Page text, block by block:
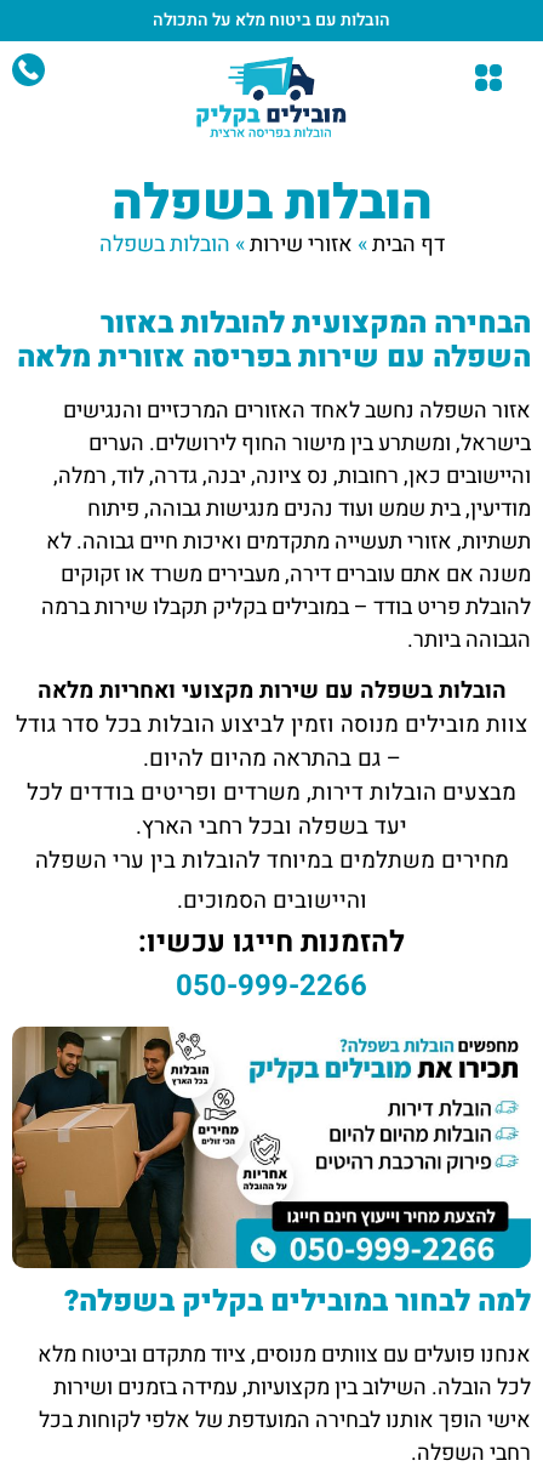
הובלות עם ביטוח מלא על התכולה
הובלות בשפלה
דף הבית» אזורי שירות» הובלות בשפלה
הבחירה המקצועית להובלות באזור
השפלה עם שירות בפריסה אזורית מלאה
אזור השפלה נחשב לאחד האזורים המרכזיים והנגישים
בישראל, ומשתרע בין מישור החוף לירושלים. הערים
והיישובים כאן, רחובות, נס ציונה, יבנה, גדרה, לוד, רמלה,
מודיעין, בית שמש ועוד נהנים מנגישות גבוהה, פיתוח
תשתיות, אזורי תעשייה מתקדמים ואיכות חיים גבוהה. לא
משנה אם אתם עוברים דירה, מעבירים משרד או זקוקים
להובלת פריט בודד – במובילים בקליק תקבלו שירות ברמה
הגבוהה ביותר.
הובלות בשפלה עם שירות מקצועי ואחריות מלאה
צוות מובילים מנוסה וזמין לביצוע הובלות בכל סדר גודל
– גם בהתראה מהיום להיום.
מבצעים הובלות דירות, משרדים ופריטים בודדים לכל
יעד בשפלה ובכל רחבי הארץ.
מחירים משתלמים במיוחד להובלות בין ערי השפלה
והיישובים הסמוכים.
להזמנות חייגו עכשיו:
050-999-2266
למה לבחור במובילים בקליק בשפלה?
אנחנו פועלים עם צוותים מנוסים, ציוד מתקדם וביטוח מלא
לכל הובלה. השילוב בין מקצועיות, עמידה בזמנים ושירות
אישי הופך אותנו לבחירה המועדפת של אלפי לקוחות בכל
רחבי השפלה.